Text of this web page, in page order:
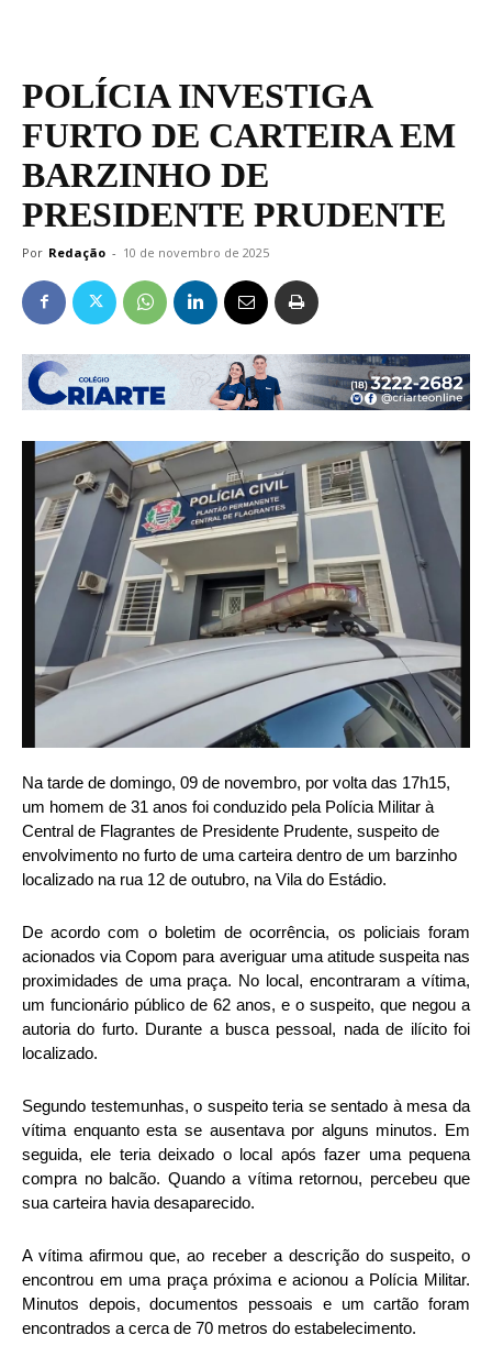
POLÍCIA INVESTIGA
FURTO DE CARTEIRA EM
BARZINHO DE
PRESIDENTE PRUDENTE
Por Redação - 10 de novembro de 2025
Na tarde de domingo, 09 de novembro, por volta das 17h15,
um homem de 31 anos foi conduzido pela Polícia Militar à
Central de Flagrantes de Presidente Prudente, suspeito de
envolvimento no furto de uma carteira dentro de um barzinho
localizado na rua 12 de outubro, na Vila do Estádio.
De acordo com o boletim de ocorrência, os policiais foram
acionados via Copom para averiguar uma atitude suspeita nas
proximidades de uma praça. No local, encontraram a vítima,
um funcionário público de 62 anos, e o suspeito, que negou a
autoria do furto. Durante a busca pessoal, nada de ilícito foi
localizado.
Segundo testemunhas, o suspeito teria se sentado à mesa da
vítima enquanto esta se ausentava por alguns minutos. Em
seguida, ele teria deixado o local após fazer uma pequena
compra no balcão. Quando a vítima retornou, percebeu que
sua carteira havia desaparecido.
A vítima afirmou que, ao receber a descrição do suspeito, o
encontrou em uma praça próxima e acionou a Polícia Militar.
Minutos depois, documentos pessoais e um cartão foram
encontrados a cerca de 70 metros do estabelecimento.